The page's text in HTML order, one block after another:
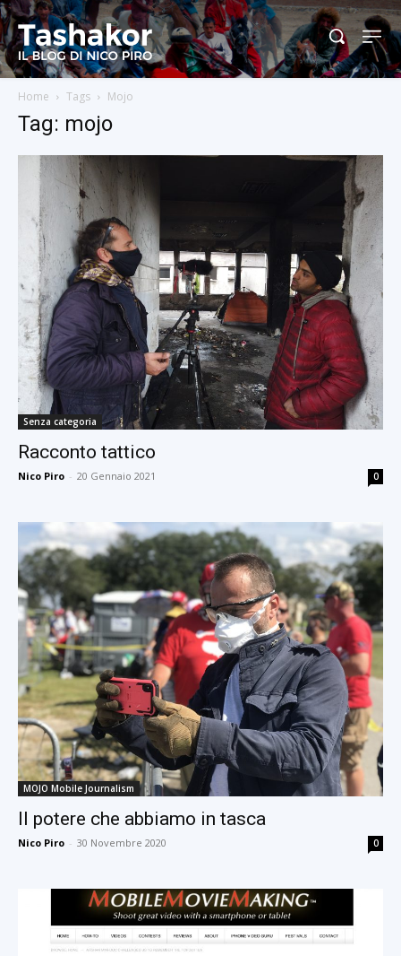
Home Tags Mojo
Tag: mojo
Senza categoria
Racconto tattico
Nico Piro - 20 Gennaio 2021 0
MOJO Mobile Journalism
Il potere che abbiamo in tasca
Nico Piro - 30 Novembre 2020 0